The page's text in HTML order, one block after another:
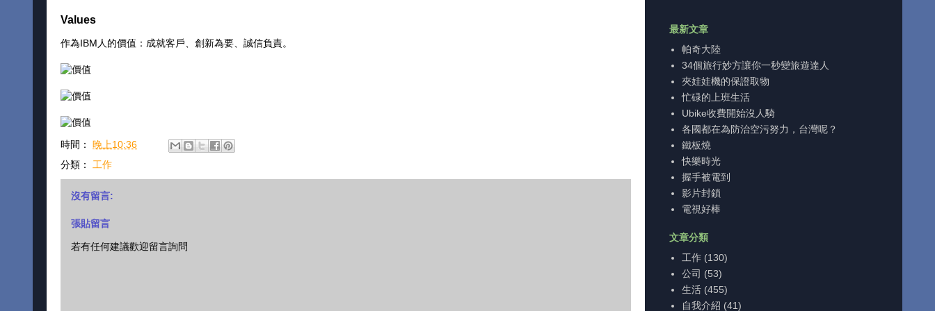
Values
作為IBM人的價值：成就客戶、創新為要、誠信負責。
時間： 晚上10:36
分類： 工作
沒有留言:
張貼留言
若有任何建議歡迎留言詢問
最新文章
帕奇大陸
34個旅行妙方讓你一秒變旅遊達人
夾娃娃機的保證取物
忙碌的上班生活
Ubike收費開始沒人騎
各國都在為防治空污努力，台灣呢？
鐵板燒
快樂時光
握手被電到
影片封鎖
電視好棒
文章分類
工作 (130)
公司 (53)
生活 (455)
自我介紹 (41)